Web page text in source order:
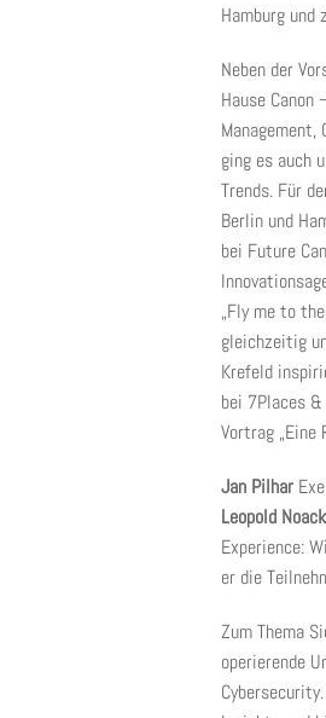
Hamburg
Neben der
Hause
ging es auch
Trends. Für
Berlin und
bei Future
„Fly me to
gleichzeitig
Krefeld
bei 7Places
Vortrag „Eine
Jan Pilhar
Leopold Noack
Experience:
er die
Zum Thema
operierende